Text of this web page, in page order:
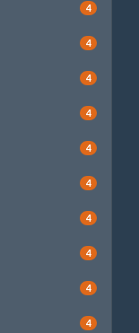
4
4
4
4
4
4
4
4
4
4